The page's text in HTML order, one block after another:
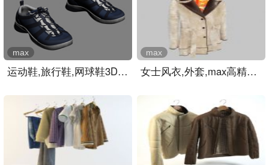
运动鞋,旅行鞋,网球鞋3D模..
max
女士风衣,外套,max高精度衣..
max